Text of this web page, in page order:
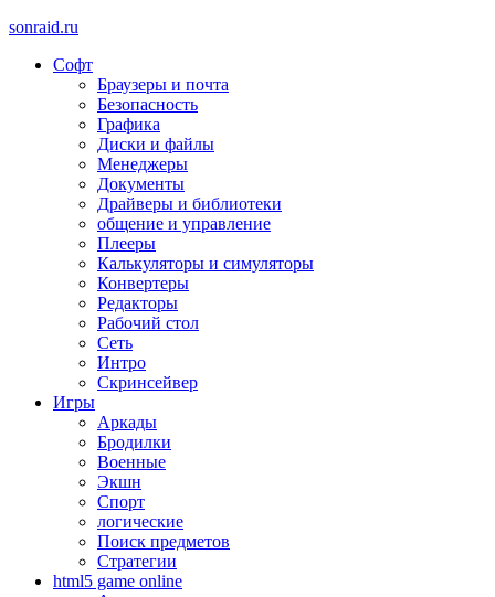
sonraid.ru
Скачивай программы, мини игры
Софт
Браузеры и почта
Безопасность
Графика
Диски и файлы
Менеджеры
Документы
Драйверы и библиотеки
общение и управление
Плееры
Калькуляторы и симуляторы
Конвертеры
Редакторы
Рабочий стол
Сеть
Интро
Скринсейвер
Игры
Аркады
Бродилки
Военные
Экшн
Спорт
логические
Поиск предметов
Стратегии
html5 game online